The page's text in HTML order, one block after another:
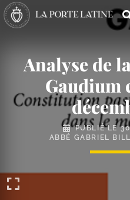
Analyse de
Gaudium
PUBLIÉ LE
ABBÉ GABRIEL